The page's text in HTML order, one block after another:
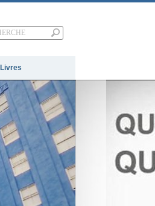
Livres